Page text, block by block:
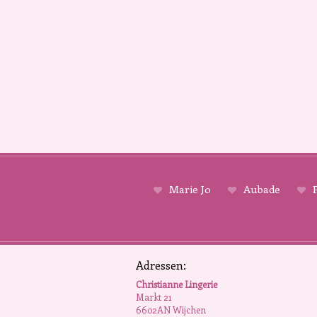
Marie Jo Aubade
Adressen:
Christianne Lingerie
Markt 21
6602AN Wijchen